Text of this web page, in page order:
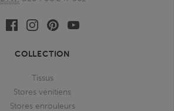
FacebookLinkedinPinterestYoutube
COLLECTION
Tissus
Stores vénitiens
Stores enrouleurs